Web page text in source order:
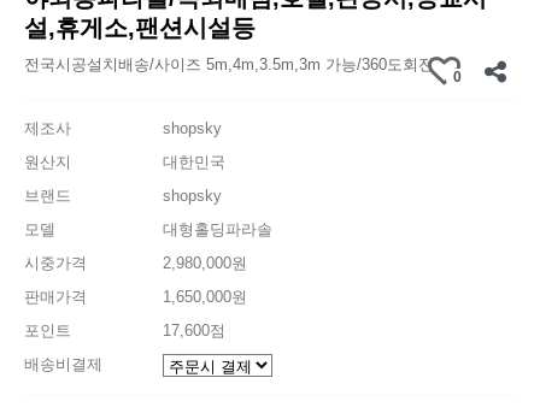
설,휴게소,팬션시설등
전국시공설치배송/사이즈 5m,4m,3.5m,3m 가능/360도회전
0
제조사
shopsky
원산지
대한민국
브랜드
shopsky
모델
대형홀딩파라솔
시중가격
2,980,000원
판매가격
1,650,000원
포인트
17,600점
배송비결제